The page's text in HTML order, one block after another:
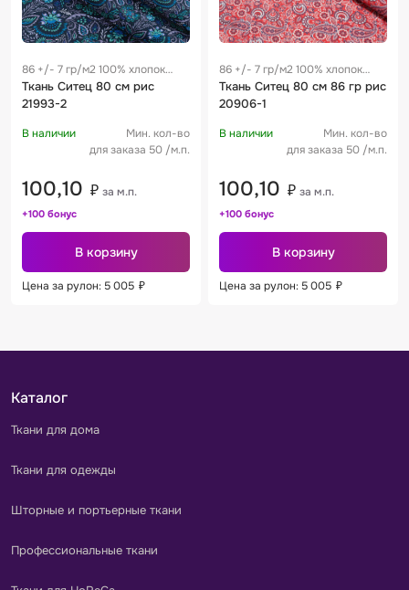
86 +/- 7 гр/м2 100% хлопок
0.28 м
Ткань Ситец 80 см рис
21993-2
В наличии
Мин. кол-во
для заказа 50 /м.п.
100,10 ₽ за м.п.
+100 бонус
В корзину
Цена за рулон: 5 005 ₽
86 +/- 7 гр/м2 100% хлопок
0.28 м
Ткань Ситец 80 см 86 гр рис
20906-1
В наличии
Мин. кол-во
для заказа 50 /м.п.
100,10 ₽ за м.п.
+100 бонус
В корзину
Цена за рулон: 5 005 ₽
Каталог
Ткани для дома
Ткани для одежды
Шторные и портьерные ткани
Профессиональные ткани